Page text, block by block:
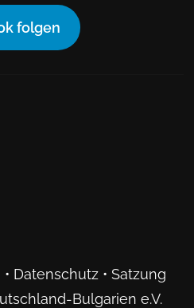
folgen
• Datenschutz• Satzung
Bulgarien e.V.